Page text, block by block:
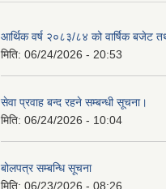
आर्थिक वर्ष २०८३/८४ को वार्षिक बजेट
मिति: 06/24/2026 - 20:53
सेवा प्रवाह बन्द रहने सम्बन्धी सूचना।
मिति: 06/24/2026 - 10:04
बोलपत्र सम्बन्धि सूचना
मिति: 06/23/2026 - 08:26